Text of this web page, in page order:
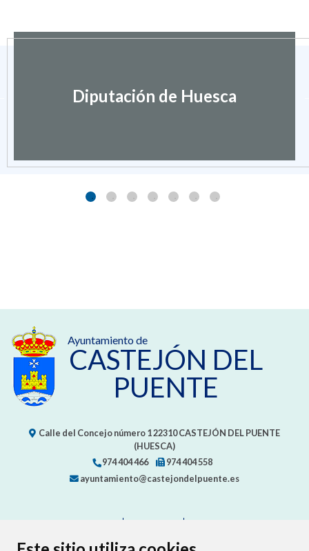
Diputación de Huesca
Ayuntamiento de
CASTEJÓN DEL
PUENTE
Calle del Concejo número 122310CASTEJÓN DEL PUENTE
(HUESCA)
974 404 466
974 404 558
ayuntamiento@castejondelpuente.es
PROTECCIÓN DE DATOS